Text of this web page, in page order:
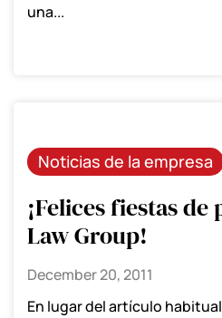
una...
Noticias de la empresa
¡Felices fiestas de
Law Group!
December 20, 2011
En lugar del artículo